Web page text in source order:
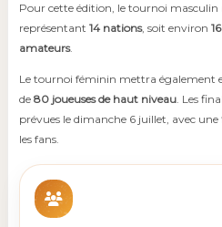
Pour cette édition, le tournoi masculin
représentant 14 nations, soit environ
amateurs.
Le tournoi féminin mettra également
de 80 joueuses de haut niveau. Les
prévues le dimanche 6 juillet, avec
les fans.